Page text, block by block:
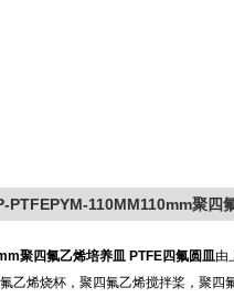
PTFEPYM-110MM110mm聚四
聚四氟乙烯培养皿 PTFE四氟圆皿由
乙烯烧杯，聚四氟乙烯搅拌桨，聚四